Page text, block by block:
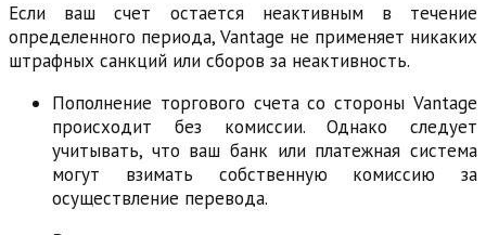
Если ваш счет остается неактивным в течение
определенного периода, Vantage не применяет никаких
штрафных санкций или сборов за неактивность.
Пополнение торгового счета со стороны Vantage
происходит без комиссии. Однако следует
учитывать, что ваш банк или платежная система
могут взимать собственную комиссию за
осуществление перевода.